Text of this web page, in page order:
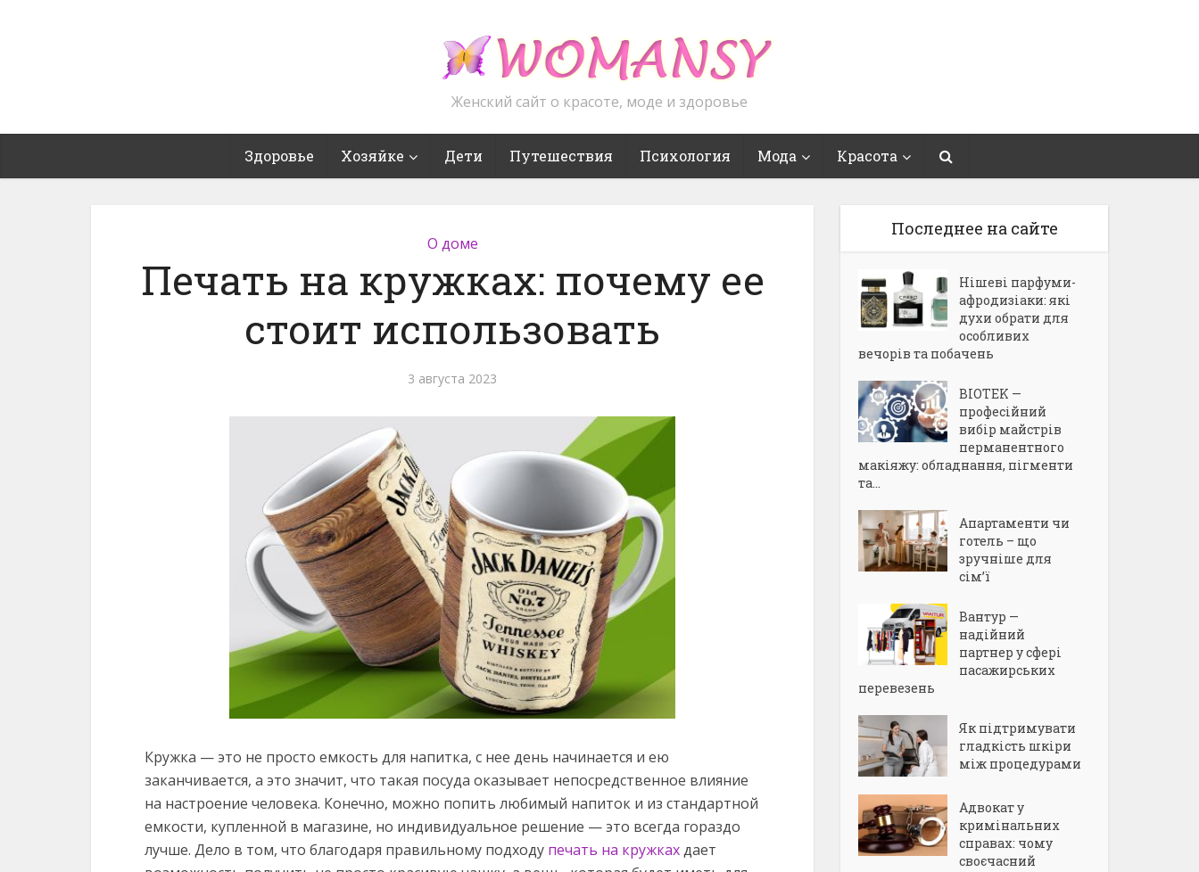
Женский сайт о красоте, моде и здоровье
Здоровье Хозяйке Дети Путешествия Психология Мода Красота
О доме
Печать на кружках: почему ее
стоит использовать
3 августа 2023
Кружка — это не просто емкость для напитка, с нее день начинается и ею
заканчивается, а это значит, что такая посуда оказывает непосредственное влияние
на настроение человека. Конечно, можно попить любимый напиток и из стандартной
емкости, купленной в магазине, но индивидуальное решение — это всегда гораздо
лучше. Дело в том, что благодаря правильному подходу печать на кружкахдает
Последнее на сайте
Нішеві парфуми-
афродизіаки: які
духи обрати для
особливих
вечорів та побачень
BIOTEK —
професійний
вибір майстрів
перманентного
макіяжу: обладнання, пігменти
та...
Апартаменти чи
готель – що
зручніше для
сім’ї
Вантур —
надійний
партнер у сфері
пасажирських
перевезень
Як підтримувати
гладкість шкіри
між процедурами
Адвокат у
кримінальних
справах: чому
своєчасний